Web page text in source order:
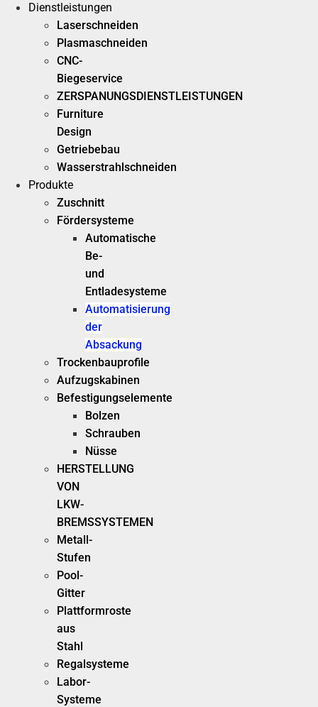
Dienstleistungen
Laserschneiden
Plasmaschneiden
CNC-
Biegeservice
ZERSPANUNGSDIENSTLEISTUNGEN
Furniture
Design
Getriebebau
Wasserstrahlschneiden
Produkte
Zuschnitt
Fördersysteme
Automatische
Be-
und
Entladesysteme
Automatisierung
der
Absackung
Trockenbauprofile
Aufzugskabinen
Befestigungselemente
Bolzen
Schrauben
Nüsse
HERSTELLUNG
VON
LKW-
BREMSSYSTEMEN
Metall-
Stufen
Pool-
Gitter
Plattformroste
aus
Stahl
Regalsysteme
Labor-
Systeme